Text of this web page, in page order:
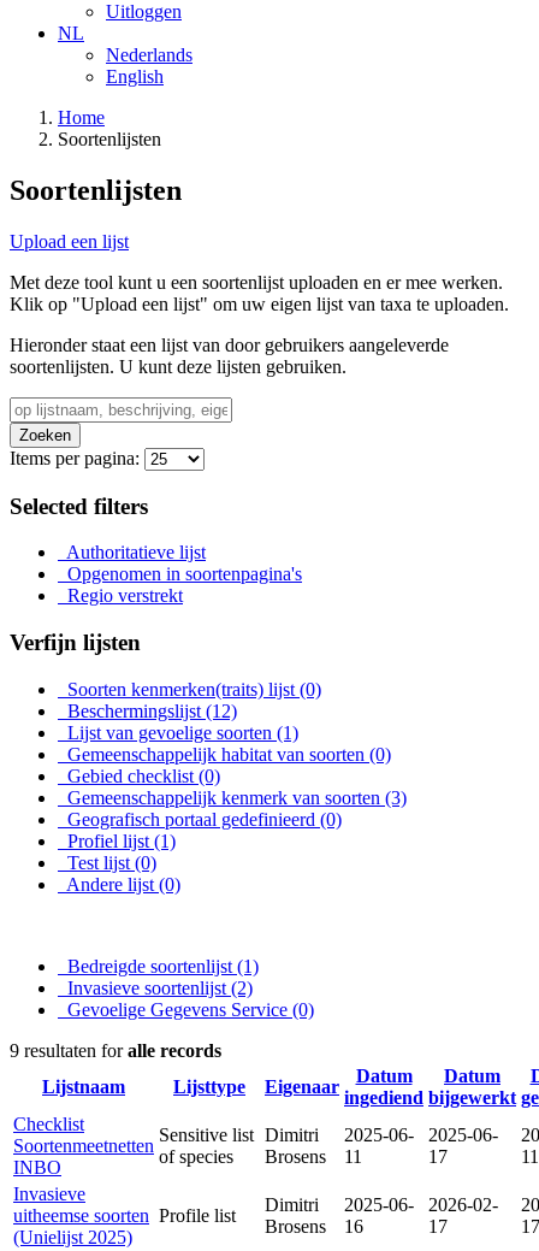
Uitloggen
NL
Nederlands
English
Home
Soortenlijsten
Soortenlijsten
Upload een lijst
Met deze tool kunt u een soortenlijst uploaden en er mee werken.
Klik op "Upload een lijst" om uw eigen lijst van taxa te uploaden.
Hieronder staat een lijst van door gebruikers aangeleverde
soortenlijsten. U kunt deze lijsten gebruiken.
Zoeken
Items per pagina:
Selected filters
Authoritatieve lijst
Opgenomen in soortenpagina's
Regio verstrekt
Verfijn lijsten
Soorten kenmerken(traits) lijst (0)
Beschermingslijst (12)
Lijst van gevoelige soorten (1)
Gemeenschappelijk habitat van soorten (0)
Gebied checklist (0)
Gemeenschappelijk kenmerk van soorten (3)
Geografisch portaal gedefinieerd (0)
Profiel lijst (1)
Test lijst (0)
Andere lijst (0)
Bedreigde soortenlijst (1)
Invasieve soortenlijst (2)
Gevoelige Gegevens Service (0)
9 resultaten foralle records
Lijstnaam
Lijsttype Eigenaar
Datum
ingediend
Datum
bijgewerkt
Checklist
Soortenmeetnetten
INBO
Sensitive list
of species
Dimitri
Brosens
2025-06-
11
2025-06-
17
11
Invasieve
uitheemse soorten
(Unielijst 2025)
Profile list
Dimitri
Brosens
2025-06-
16
2026-02-
17
17